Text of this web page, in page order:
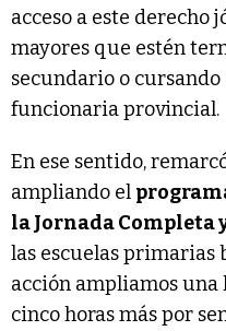
acceso a este derecho
mayores que estén
secundario o cursando
funcionaria provincial.
En ese sentido,
ampliando el
la Jornada Completa
las escuelas primarias
acción ampliamos una
cinco horas más por